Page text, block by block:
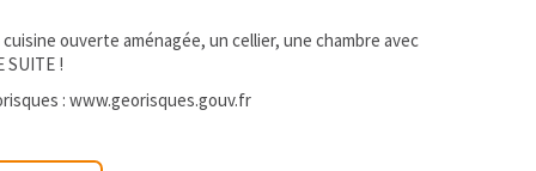
ouverte aménagée, un cellier, une chambre avec
SUITE !
: www.georisques.gouv.fr